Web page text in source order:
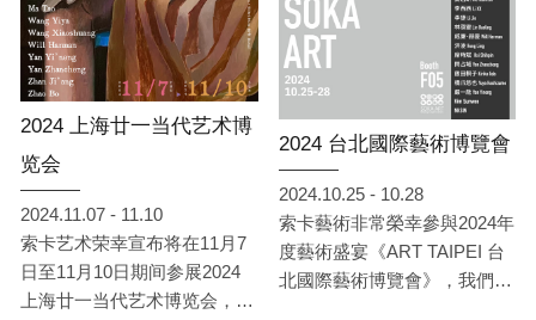
《台南新藝獎》，在展位編號
628 特別呈現 2025 台南新藝
獎優秀得主 —— 李盈蓁的精
彩作品。誠摯邀請各位前來參
觀，共同感受當代藝術的無限
魅力！
2024 上海廿一当代艺术博
览会
2024.11.07 - 11.10
索卡艺术荣幸宣布将在11月7
日至11月10日期间参展2024
上海廿一当代艺术博览会，展
2024 台北國際藝術博覽會
2024.10.25 - 10.28
索卡藝術非常榮幸參與2024年
度藝術盛宴《ART TAIPEI 台
北國際藝術博覽會》，我們將